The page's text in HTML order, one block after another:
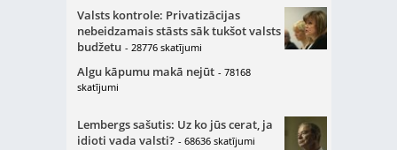
Valsts kontrole: Privatizācijas
nebeidzamais stāsts sāk tukšot valsts
budžetu - 28776 skatījumi
Algu kāpumu makā nejūt - 78168
skatījumi
Lembergs sašutis: Uz ko jūs cerat, ja
idioti vada valsti? - 68636 skatījumi